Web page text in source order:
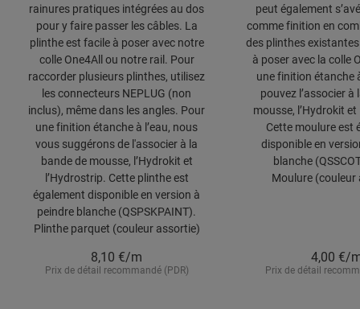
rainures pratiques intégrées au dos
pour y faire passer les câbles. La
plinthe est facile à poser avec notre
colle One4All ou notre rail. Pour
raccorder plusieurs plinthes, utilisez
les connecteurs NEPLUG (non
inclus), même dans les angles. Pour
une finition étanche à l’eau, nous
vous suggérons de l'associer à la
bande de mousse, l’Hydrokit et
l’Hydrostrip. Cette plinthe est
également disponible en version à
peindre blanche (QSPSKPAINT).
Plinthe parquet (couleur assortie)
8,10 €/m
Prix de détail recommandé (PDR)
peut également
comme finition en
des plinthes
à poser avec la colle
une finition étanche
pouvez l’associer à
mousse, l’Hydrokit
Cette moulure est
disponible en
blanche
Moulure (couleur
4,00 €/
Prix de détail